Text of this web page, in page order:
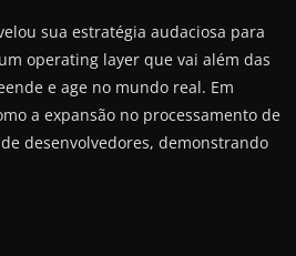
sua estratégia audaciosa para
operating layer que vai além das
e age no mundo real. Em
a expansão no processamento de
desenvolvedores, demonstrando